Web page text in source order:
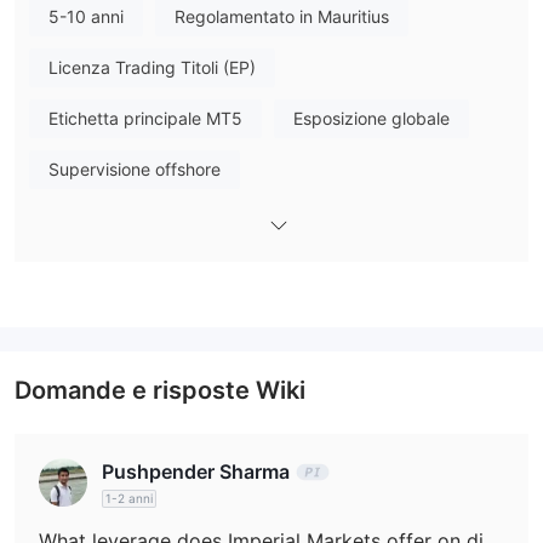
tuttavia, è importante notare che IMPERIAL MARKETS è un
dovrebbero prestare attenzione e ricercare a fondo la legittimità
come bonus di deposito e bonus di riferimento, ma questi sono
preoccupazioni in merito alla conformità normativa. gli operatori
vantaggi che svantaggi da considerare per i trader. è
esigenze individuali.
È IMPERIAL MARKETS legittimo?
5-10 anni Regolamentato in Mauritius
Licenza Trading Titoli (EP)
Etichetta principale MT5 Esposizione globale
Supervisione offshore
Domande e risposte Wiki
Pushpender Sharma
1-2 anni